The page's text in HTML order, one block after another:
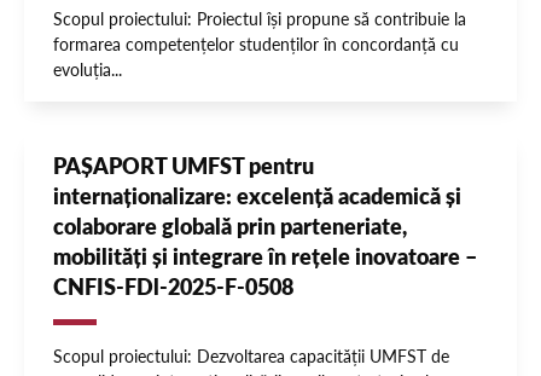
Scopul proiectului: Proiectul își propune să contribuie la
formarea competențelor studenților în concordanță cu
evoluția...
PAȘAPORT UMFST pentru
internaționalizare: excelență academică și
colaborare globală prin parteneriate,
mobilități și integrare în rețele inovatoare –
CNFIS-FDl-2025-F-0508
Scopul proiectului: Dezvoltarea capacității UMFST de